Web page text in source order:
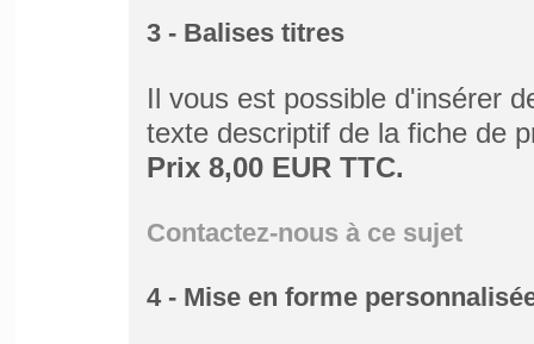
3 - Balises titres
Il vous est possible d'insérer
texte descriptif de la fiche de
Prix 8,00 EUR TTC.
Contactez-nous à ce sujet
4 - Mise en forme